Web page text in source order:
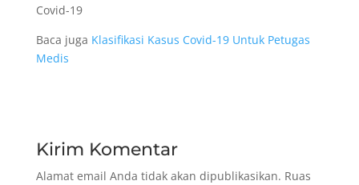
Covid-19
Baca juga Klasifikasi Kasus Covid-19 Untuk Petugas
Medis
Kirim Komentar
Alamat email Anda tidak akan dipublikasikan. Ruas